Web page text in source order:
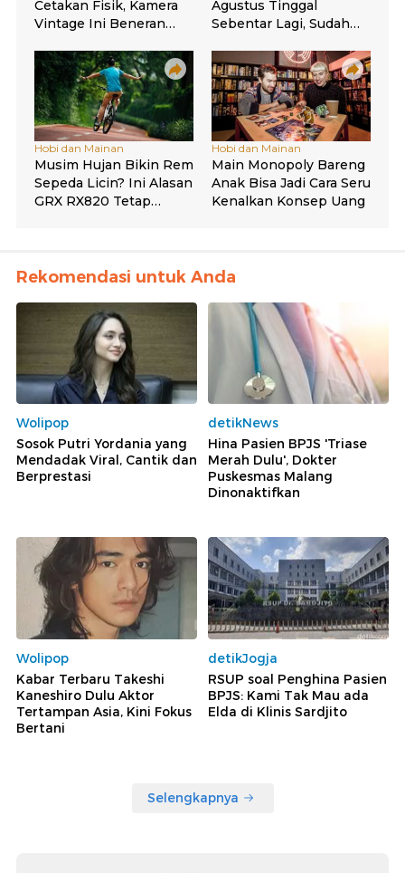
Rekomendasi untuk Anda
Wolipop
Sosok Putri Yordania yang
Mendadak Viral, Cantik dan
Berprestasi
detikNews
Hina Pasien BPJS 'Triase
Merah Dulu', Dokter
Puskesmas Malang
Dinonaktifkan
Wolipop
Kabar Terbaru Takeshi
Kaneshiro Dulu Aktor
Tertampan Asia, Kini Fokus
Bertani
detikJogja
RSUP soal Penghina Pasien
BPJS: Kami Tak Mau ada
Elda di Klinis Sardjito
Selengkapnya